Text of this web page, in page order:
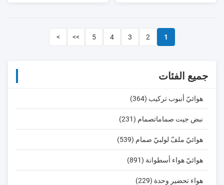
1
2
3
4
5
>>
>
جميع الفئات
هوائيّ أنبوب تركيب (364)
نبض جيت صماماتصمام (231)
هوائيّ ملفّ لولبيّ صمام (539)
هوائيّ هواء أسطوانة (891)
هواء تحضير وحدة (229)